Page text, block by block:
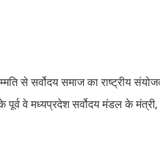
से सर्वोदय समाज का राष्ट्रीय
पूर्व वे मध्यप्रदेश सर्वोदय मंडल के